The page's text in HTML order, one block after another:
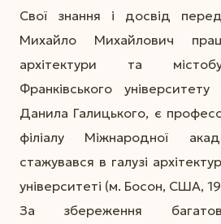
Свої знання і досвід
Михайло Михайлович
архітектури та
Франківського
Данила Галицького, є
філіалу Міжнародної
стажувався в галузі
університеті (м. Босон, США,
За збереження